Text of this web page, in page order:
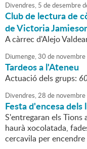
Divendres, 5 dedesembre
Club de lectura de
de Victoria
A càrrec d'Alejo
Diumenge,30 de novembre
Tardeos a l'Ateneu
Actuació dels grups:
Divendres,28 de novembre
Festa d'encesa dels
S'entregaran els Tions
haurà xocolatada,
cercavila per